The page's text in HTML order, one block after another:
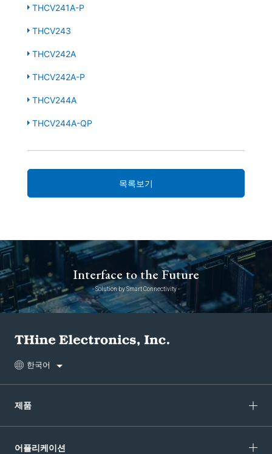
THCV241A-P
THCV243
THCV242A
THCV242A-P
THCV244A
THCV244A-QP
목록보기
Interface to the Future
- Solution by Smart Connectivity -
한국어
제품
어플리케이션